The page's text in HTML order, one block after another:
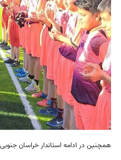
همچنین در ادامه استاندار خراسان